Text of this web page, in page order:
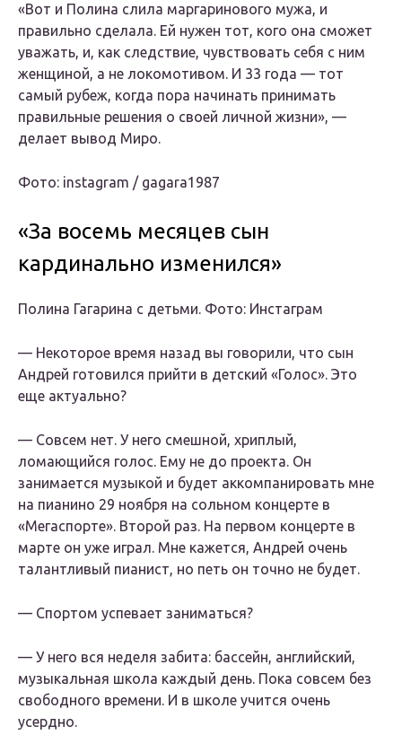
«Вот и Полина слила маргаринового мужа, и
правильно сделала. Ей нужен тот, кого она сможет
уважать, и, как следствие, чувствовать себя с ним
женщиной, а не локомотивом. И 33 года — тот
самый рубеж, когда пора начинать принимать
правильные решения о своей личной жизни», —
делает вывод Миро.
Фото: instagram / gagara1987
«За восемь месяцев сын
кардинально изменился»
Полина Гагарина с детьми. Фото: Инстаграм
— Некоторое время назад вы говорили, что сын
Андрей готовился прийти в детский «Голос». Это
еще актуально?
— Совсем нет. У него смешной, хриплый,
ломающийся голос. Ему не до проекта. Он
занимается музыкой и будет аккомпанировать мне
на пианино 29 ноября на сольном концерте в
«Мегаспорте». Второй раз. На первом концерте в
марте он уже играл. Мне кажется, Андрей очень
талантливый пианист, но петь он точно не будет.
— Спортом успевает заниматься?
— У него вся неделя забита: бассейн, английский,
музыкальная школа каждый день. Пока совсем без
свободного времени. И в школе учится очень
усердно.